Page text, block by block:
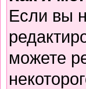
Если вы
можете